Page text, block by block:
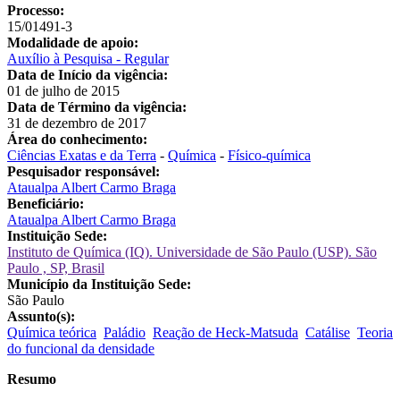
Processo:
15/01491-3
Modalidade de apoio:
Auxílio à Pesquisa - Regular
Data de Início da vigência:
01 de julho de 2015
Data de Término da vigência:
31 de dezembro de 2017
Área do conhecimento:
Ciências Exatas e da Terra - Química - Físico-química
Pesquisador responsável:
Ataualpa Albert Carmo Braga
Beneficiário:
Ataualpa Albert Carmo Braga
Instituição Sede:
Instituto de Química (IQ). Universidade de São Paulo (USP). São
Paulo , SP, Brasil
Município da Instituição Sede:
São Paulo
Assunto(s):
Química teórica Paládio Reação de Heck-Matsuda Catálise Teoria
do funcional da densidade
Resumo